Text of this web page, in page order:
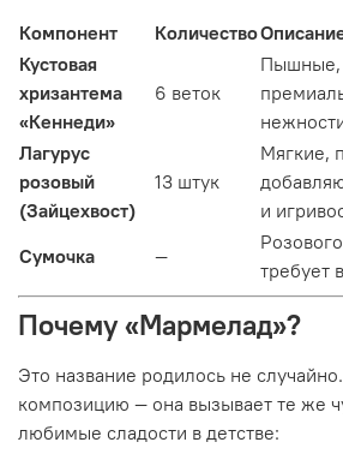
Компонент Количество
Кустовая
хризантема
«Кеннеди»
6 веток
Пышные,
Лагурус
розовый
(Зайцехвост)
13 штук
Мягкие,
и
Сумочка
—
требует
Почему «Мармелад»?
Это название родилось не
композицию — она вызывает те же
любимые сладости в детстве: